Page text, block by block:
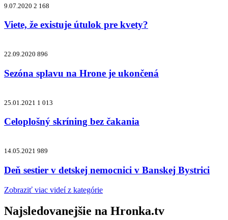
9.07.2020 2 168
Viete, že existuje útulok pre kvety?
22.09.2020 896
Sezóna splavu na Hrone je ukončená
25.01.2021 1 013
Celoplošný skríning bez čakania
14.05.2021 989
Deň sestier v detskej nemocnici v Banskej Bystrici
Zobraziť viac videí z kategórie
Najsledovanejšie na Hronka.tv